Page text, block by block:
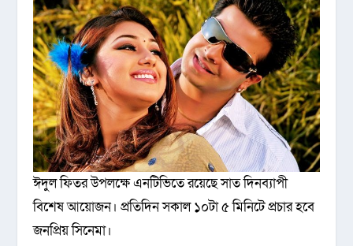
ঈদুল ফিতর উপলক্ষে এনটিভিতে রয়েছে সাত দিনব্যাপী
বিশেষ আয়োজন। প্রতিদিন সকাল ১০টা ৫ মিনিটে প্রচার হবে
জনপ্রিয় সিনেমা।